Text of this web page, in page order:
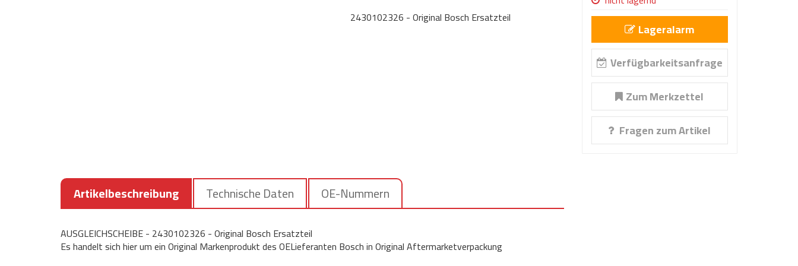
2430102326 - Original Bosch Ersatzteil
Lageralarm
Verfügbarkeitsanfrage
Zum Merkzettel
Fragen zum Artikel
Artikelbeschreibung Technische Daten OE-Nummern
AUSGLEICHSCHEIBE - 2430102326 - Original Bosch Ersatzteil
Es handelt sich hier um ein Original Markenprodukt des OELieferanten Bosch in Original Aftermarketverpackung